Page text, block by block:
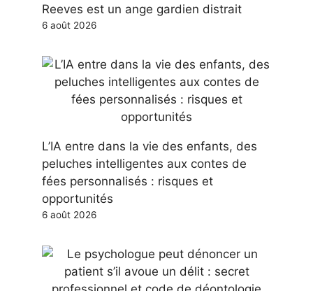
Reeves est un ange gardien distrait
6 août 2026
L’IA entre dans la vie des enfants, des
peluches intelligentes aux contes de
fées personnalisés : risques et
opportunités
6 août 2026